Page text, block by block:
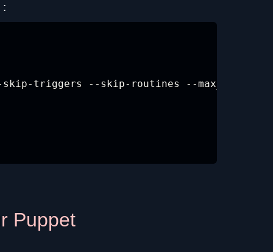
:
triggers --skip-routines --
Puppet